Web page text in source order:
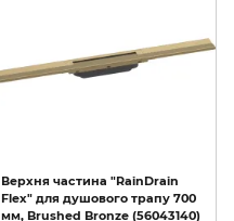
Верхня частина "RainDrain
Flex" для душового трапу 700
мм, Brushed Bronze (56043140)